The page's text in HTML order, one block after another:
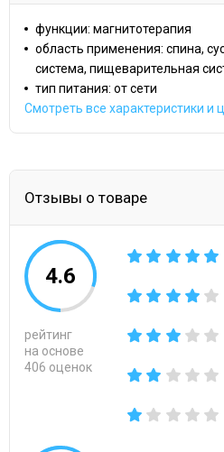
функции: магнитотерапия
область применения: спина,
система, пищеварительная
тип питания: от сети
Смотреть все характеристики и
Отзывы о товаре
4.6
рейтинг
на основе
406 оценок